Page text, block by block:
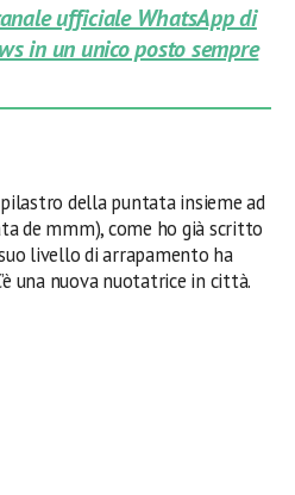
ufficiale WhatsApp di
in un unico posto sempre
della puntata insieme ad
de mmm), come ho già scritto
livello di arrapamento ha
una nuova nuotatrice in città.